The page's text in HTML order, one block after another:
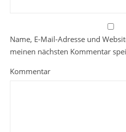
Name, E-Mail-Adresse und
meinen nächsten Kommentar
Kommentar